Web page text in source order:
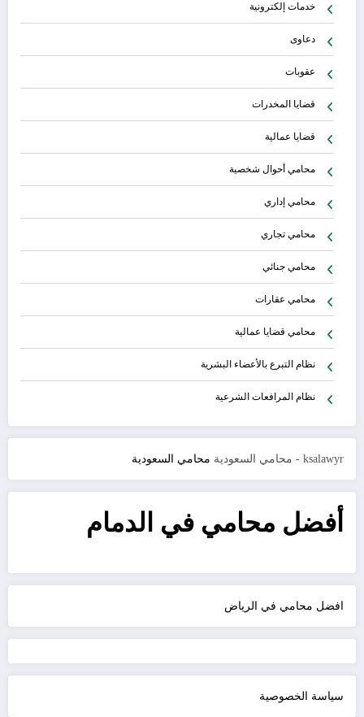
خدمات إلكترونية
دعاوى
عقوبات
قضايا المخدرات
قضايا عمالية
محامي أحوال شخصية
محامي إداري
محامي تجاري
محامي جنائي
محامي عقارات
محامي قضايا عمالية
نظام التبرع بالأعضاء البشرية
نظام المرافعات الشرعية
ksalawyr - محامي السعودية محامي السعودية
أفضل محامي في الدمام
افضل محامي في الرياض
سياسة الخصوصية